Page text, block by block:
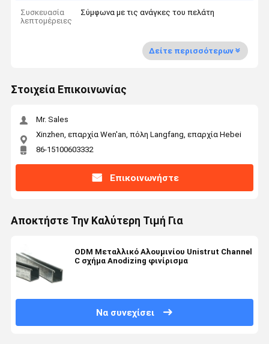
Συσκευασία
λεπτομέρειες
Σύμφωνα με τις ανάγκες του πελάτη
Δείτε περισσότερων
Στοιχεία Επικοινωνίας
Mr. Sales
Xinzhen, επαρχία Wen'an, πόλη Langfang, επαρχία Hebei
86-15100603332
Επικοινωνήστε
Αποκτήστε Την Καλύτερη Τιμή Για
ODM Μεταλλικό Αλουμινίου Unistrut Channel
C σχήμα Anodizing φινίρισμα
Να συνεχίσει